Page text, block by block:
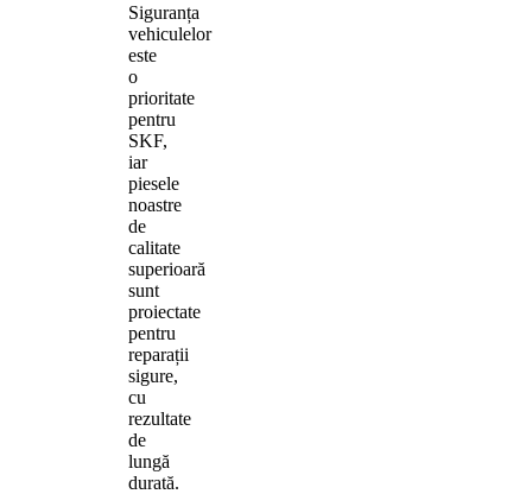
Siguranța
vehiculelor
este
o
prioritate
pentru
SKF,
iar
piesele
noastre
de
calitate
superioară
sunt
proiectate
pentru
reparații
sigure,
cu
rezultate
de
lungă
durată.